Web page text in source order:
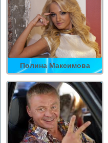
Полина Максимова